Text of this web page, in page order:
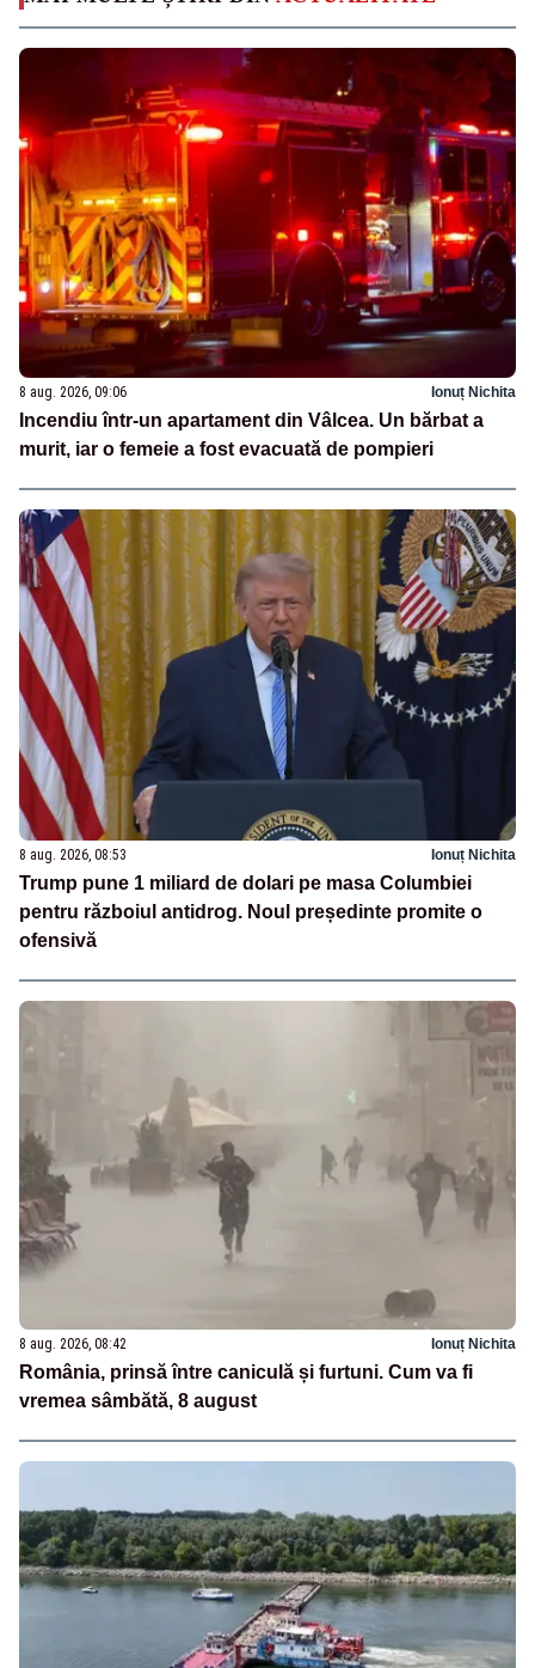
8 aug. 2026, 09:06 Ionuț Nichita
Incendiu într-un apartament din Vâlcea. Un bărbat a
murit, iar o femeie a fost evacuată de pompieri
8 aug. 2026, 08:53 Ionuț Nichita
Trump pune 1 miliard de dolari pe masa Columbiei
pentru războiul antidrog. Noul președinte promite o
ofensivă
8 aug. 2026, 08:42 Ionuț Nichita
România, prinsă între caniculă și furtuni. Cum va fi
vremea sâmbătă, 8 august